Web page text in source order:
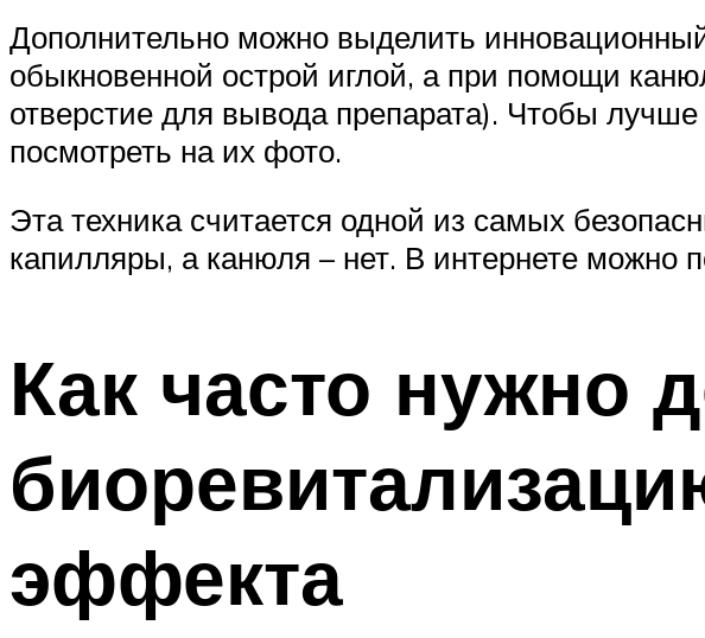
Дополнительно можно выделить
обыкновенной острой иглой, а при помощи
отверстие для вывода препарата). Чтобы
посмотреть на их фото.
Эта техника считается одной из самых
капилляры, а канюля – нет. В интернете можно
Как часто нужно
эффекта